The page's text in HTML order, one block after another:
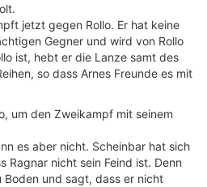
jetzt gegen Rollo. Er hat keine
Gegner und wird von Rollo
ist, hebt er die Lanze samt des
so dass Arnes Freunde es mit
um den Zweikampf mit seinem
es aber nicht. Scheinbar hat sich
Ragnar nicht sein Feind ist. Denn
und sagt, dass er nicht